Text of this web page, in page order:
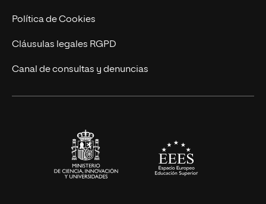
Cursos Universitarios
Actualidad
UNIR Revista
Eventos
Política de Cookies
Cláusulas legales RGPD
Canal de consultas y denuncias